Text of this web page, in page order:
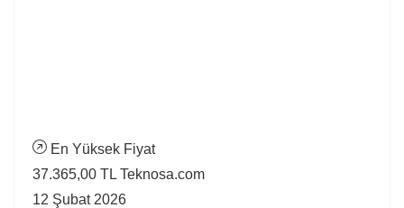
En Yüksek Fiyat
37.365,00 TL Teknosa.com
12 Şubat 2026